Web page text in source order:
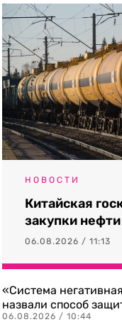
НОВОСТИ
Китайская
закупки
06.08.2026 / 11:13
«Система
назвали способ
06.08.2026 / 10:44